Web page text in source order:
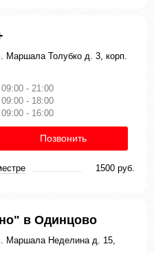
Маршала Толубко д. 3, корп.
09:00 - 21:00
09:00 - 18:00
09:00 - 16:00
Позвонить
1500 руб.
в Одинцово
Маршала Неделина д. 15,